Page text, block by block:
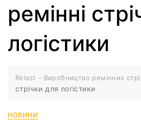
ремінні
логістики
Relast - Виробництво ремінних
стрічки для логістики
НОВИНИ